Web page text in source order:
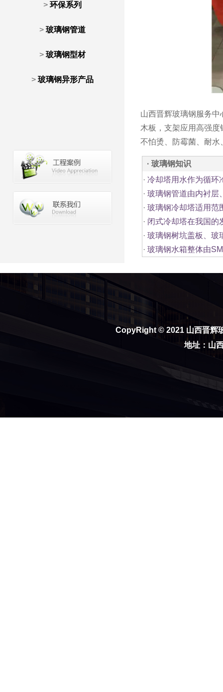
> 环保系列
> 玻璃钢管道
> 玻璃钢型材
> 玻璃钢异形产品
山西晋辉玻璃钢服务
木板，支架应用高强
不怕烫、防霉菌、耐水
· 玻璃钢知识
· 冷却塔用水作为循环
· 玻璃钢管道由内衬层
· 玻璃钢冷却塔适用范
· 闭式冷却塔在我国的
· 玻璃钢树坑盖板、玻
· 玻璃钢水箱整体由
CopyRight © 2021 山西晋辉
地址：山